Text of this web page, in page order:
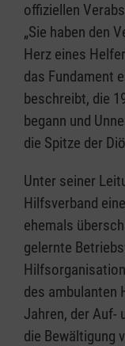
offiziellen
„Sie haben den
Herz eines
das Fundament
beschreibt, die
begann und
die Spitze der
Unter seiner
Hilfsverband
ehemals
gelernte
des ambulanten
Jahren, der Auf-
die Bewältigung